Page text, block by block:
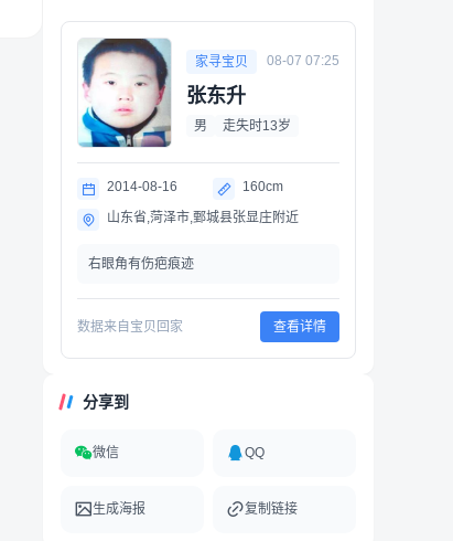
家寻宝贝 08-07 07:25
张东升
男 走失时13岁
2014-08-16
160cm
山东省,菏泽市,鄄城县张显庄附近
右眼角有伤疤痕迹
数据来自宝贝回家 查看详情
分享到
微信 QQ
生成海报 复制链接